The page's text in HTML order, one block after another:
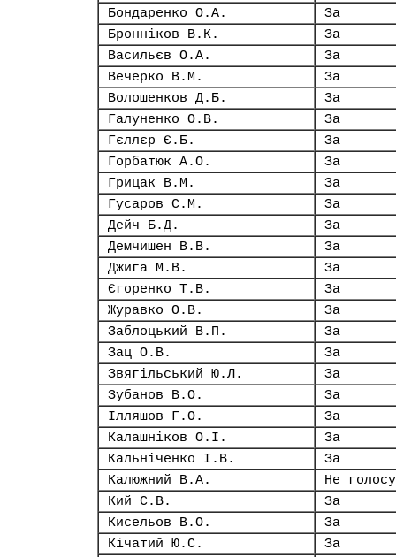
Бондаренко О.А.
За
Бронніков В.К.
За
Васильєв О.А.
За
Вечерко В.М.
За
Волошенков Д.Б.
За
Галуненко О.В.
За
Гєллєр Є.Б.
За
Горбатюк А.О.
За
Грицак В.М.
За
Гусаров С.М.
За
Дейч Б.Д.
За
Демчишен В.В.
За
Джига М.В.
За
Єгоренко Т.В.
За
Журавко О.В.
За
Заблоцький В.П.
За
Зац О.В.
За
Звягільський Ю.Л.
За
Зубанов В.О.
За
Ілляшов Г.О.
За
Калашніков О.І.
За
Кальніченко І.В.
За
Калюжний В.А.
Не
Кий С.В.
За
Кисельов В.О.
За
Кічатий Ю.С.
За